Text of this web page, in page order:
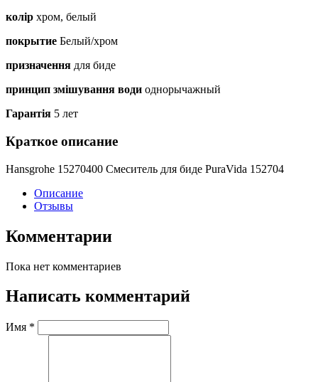
колір хром, белый
покрытие Белый/хром
призначення для биде
принцип змішування води однорычажный
Гарантія 5 лет
Краткое описание
Hansgrohe 15270400 Смеситель для биде PuraVida 152704
Описание
Отзывы
Комментарии
Пока нет комментариев
Написать комментарий
Имя *